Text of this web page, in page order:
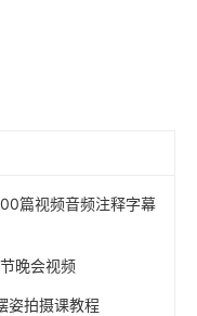
篇视频音频注释字幕
晚会视频
姿拍摄课教程